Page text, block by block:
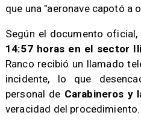
que una "aeronave capotó a
​Según el documento
14:57 horas en el sector
Ranco recibió un llamado
incidente, lo que
personal de Carabineros y
veracidad del procedimiento.